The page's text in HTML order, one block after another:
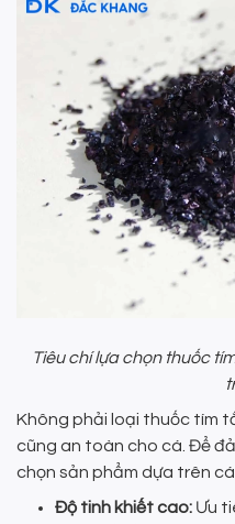
Tiêu chí lựa chọn thuốc
Không phải loại thuốc tím
cũng an toàn cho cá. Để
chọn sản phẩm dựa trên
Độ tinh khiết cao: Ưu